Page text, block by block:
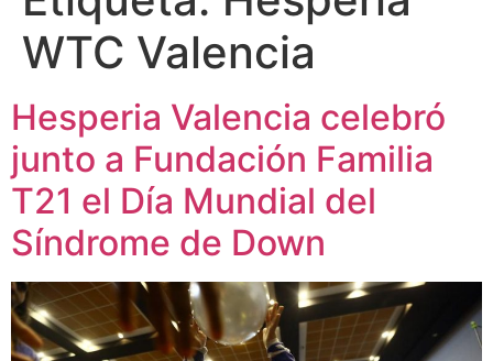
WTC Valencia
Hesperia Valencia celebró
junto a Fundación Familia
T21 el Día Mundial del
Síndrome de Down